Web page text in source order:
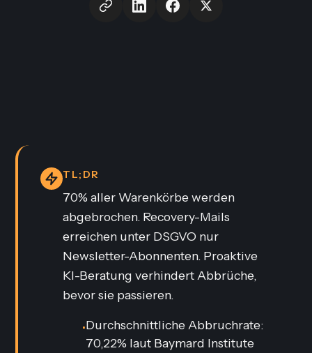
TL;DR
70% aller Warenkörbe werden
abgebrochen. Recovery-Mails
erreichen unter DSGVO nur
Newsletter-Abonnenten. Proaktive
KI-Beratung verhindert Abbrüche,
bevor sie passieren.
•Durchschnittliche Abbruchrate:
70,22% laut Baymard Institute